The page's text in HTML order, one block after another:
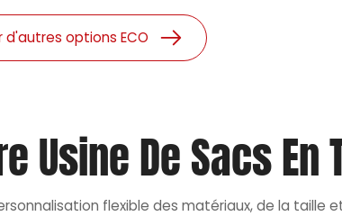
d'autres options ECO
Usine De Sacs En
flexible des matériaux, de la